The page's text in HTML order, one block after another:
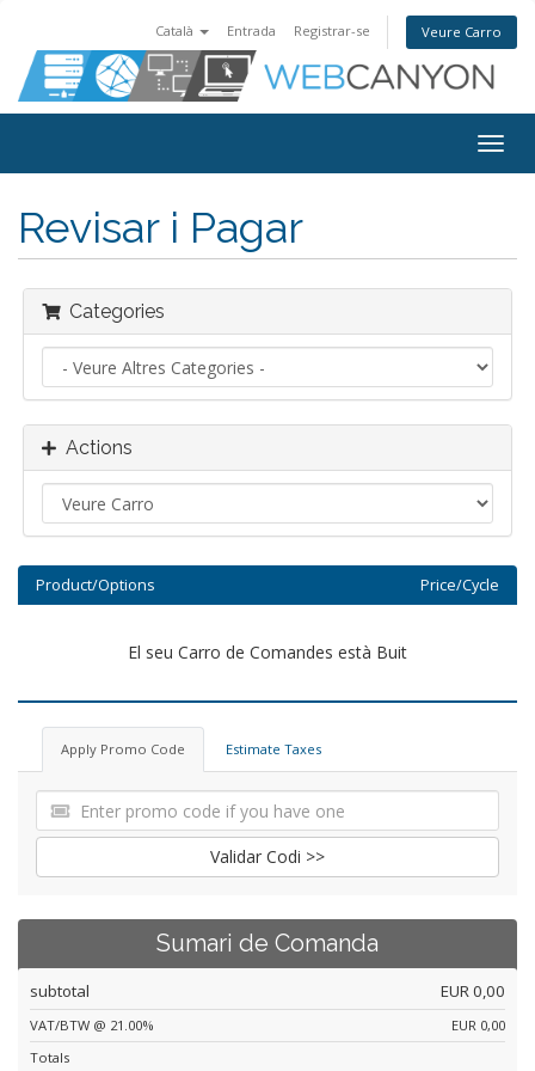
Català Entrada Registrar-se Veure Carro
Revisar i Pagar
Categories
Actions
Product/Options Price/Cycle
El seu Carro de Comandes està Buit
Apply Promo Code Estimate Taxes
Validar Codi >>
Sumari de Comanda
subtotal EUR 0,00
VAT/BTW @ 21.00%
EUR 0,00
Totals